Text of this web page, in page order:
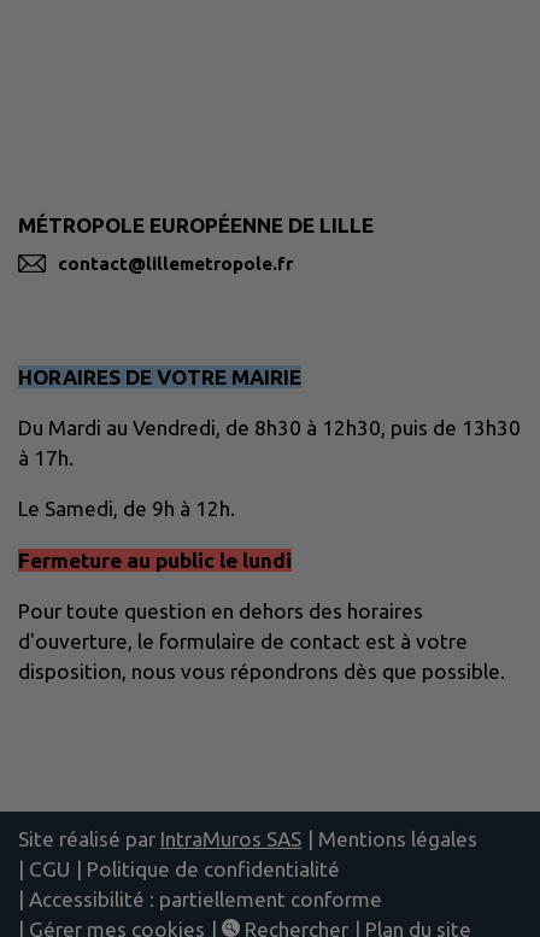
MÉTROPOLE EUROPÉENNE DE LILLE
contact@lillemetropole.fr
HORAIRES DE VOTRE MAIRIE
Du Mardi au Vendredi, de 8h30 à 12h30, puis de 13h30
à 17h.
Le Samedi, de 9h à 12h.
Fermeture au public le lundi
Pour toute question en dehors des horaires
d'ouverture, le formulaire de contact est à votre
disposition, nous vous répondrons dès que possible.
Site réalisé par IntraMuros SAS | Mentions légales
| CGU | Politique de confidentialité
| Accessibilité : partiellement conforme
| Gérer mes cookies | Rechercher | Plan du site